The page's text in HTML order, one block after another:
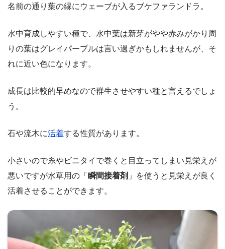
名前の通り葉の縁にウェーブが入るブケファランドラ。
水中育成しやすい種で、水中葉は新芽がやや赤みがかり周
りの葉はグレイパープルは言い過ぎかもしれませんが、そ
れに近い色になります。
成長は比較的早めなので群生させやすい種と言えるでしょ
う。
石や流木に活着する性質があります。
小さいので糸やビニタイで巻くと目立ってしまい見栄えが
悪いですが水草用の「瞬間接着剤 」を使うと見栄えが良く
活着させることができます。